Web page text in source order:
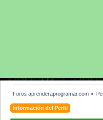
Foros aprenderaprogramar.com »
Información del Perfil